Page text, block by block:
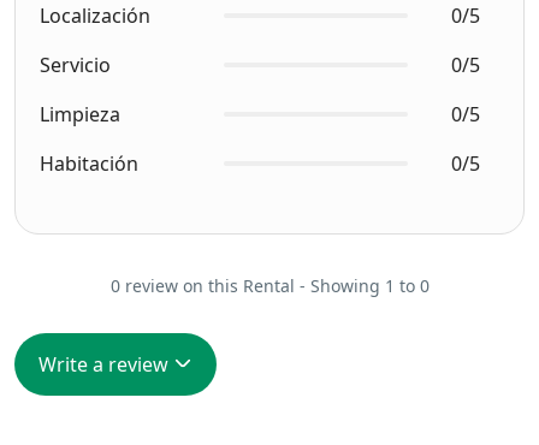
Localización
0/5
Servicio
0/5
Limpieza
0/5
Habitación
0/5
0 review on this Rental - Showing 1 to 0
Write a review